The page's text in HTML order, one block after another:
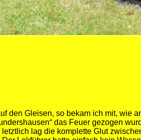
den Gleisen, so bekam ich mit, wie
das Feuer gezogen
letztlich lag die komplette Glut